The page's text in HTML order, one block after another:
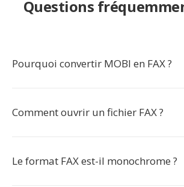
Questions
Pourquoi convertir MOBI en FAX ?
Comment ouvrir un fichier FAX ?
Le format FAX est-il monochrome ?